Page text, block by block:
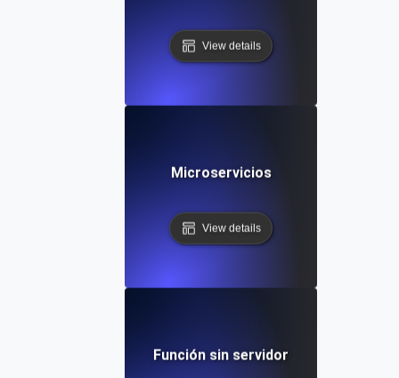
View details
Microservicios
View details
Función sin servidor